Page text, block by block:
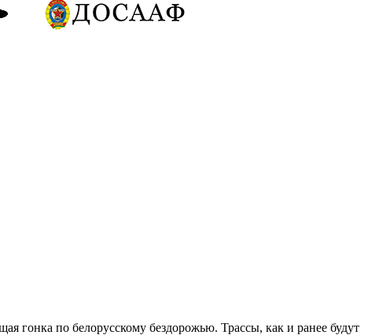
гонка по белорусскому бездорожью. Трассы, как и ранее будут